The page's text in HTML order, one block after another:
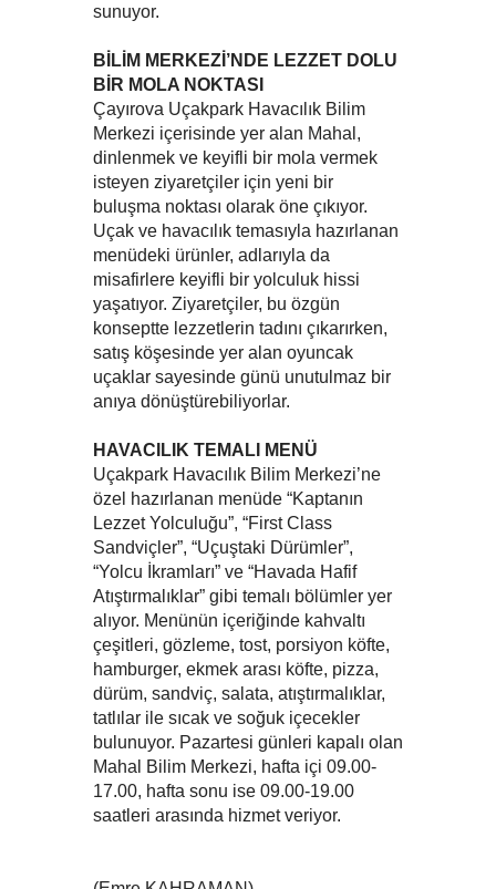
sunuyor.
BİLİM MERKEZİ’NDE LEZZET DOLU
BİR MOLA NOKTASI
Çayırova Uçakpark Havacılık Bilim
Merkezi içerisinde yer alan Mahal,
dinlenmek ve keyifli bir mola vermek
isteyen ziyaretçiler için yeni bir
buluşma noktası olarak öne çıkıyor.
Uçak ve havacılık temasıyla hazırlanan
menüdeki ürünler, adlarıyla da
misafirlere keyifli bir yolculuk hissi
yaşatıyor. Ziyaretçiler, bu özgün
konseptte lezzetlerin tadını çıkarırken,
satış köşesinde yer alan oyuncak
uçaklar sayesinde günü unutulmaz bir
anıya dönüştürebiliyorlar.
HAVACILIK TEMALI MENÜ
Uçakpark Havacılık Bilim Merkezi’ne
özel hazırlanan menüde “Kaptanın
Lezzet Yolculuğu”, “First Class
Sandviçler”, “Uçuştaki Dürümler”,
“Yolcu İkramları” ve “Havada Hafif
Atıştırmalıklar” gibi temalı bölümler yer
alıyor. Menünün içeriğinde kahvaltı
çeşitleri, gözleme, tost, porsiyon köfte,
hamburger, ekmek arası köfte, pizza,
dürüm, sandviç, salata, atıştırmalıklar,
tatlılar ile sıcak ve soğuk içecekler
bulunuyor. Pazartesi günleri kapalı olan
Mahal Bilim Merkezi, hafta içi 09.00-
17.00, hafta sonu ise 09.00-19.00
saatleri arasında hizmet veriyor.